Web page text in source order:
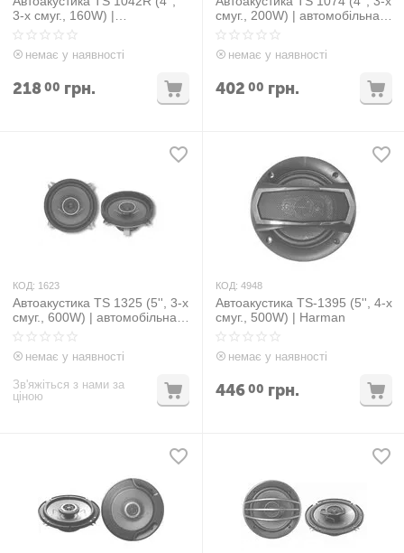
3-х смуг., 160W) |
автомобільна акустика
колонки
немає у наявності
21800 грн.
смуг., 200W) | автомобільна
акустика динаміки
немає у наявності
402 00 грн.
КОД: 1623
Автоакустика TS 1325 (5'', 3-х
смуг., 600W) | автомобільна
акустика динаміки
немає у наявності
Зв'яжіться з нами за
ціною
КОД: 4948
Автоакустика TS-1395 (5'', 4-х
смуг., 500W) | Harman
немає у наявності
44600 грн.